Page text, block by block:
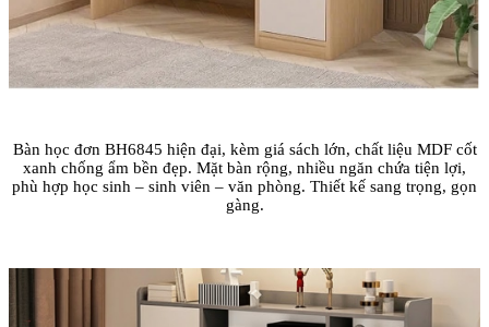
Bàn học đơn BH6845 hiện đại, kèm giá sách lớn, chất liệu MDF cốt
xanh chống ẩm bền đẹp. Mặt bàn rộng, nhiều ngăn chứa tiện lợi,
phù hợp học sinh – sinh viên – văn phòng. Thiết kế sang trọng, gọn
gàng.